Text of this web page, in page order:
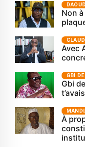
Non
Avec
GBI
Gbi
À